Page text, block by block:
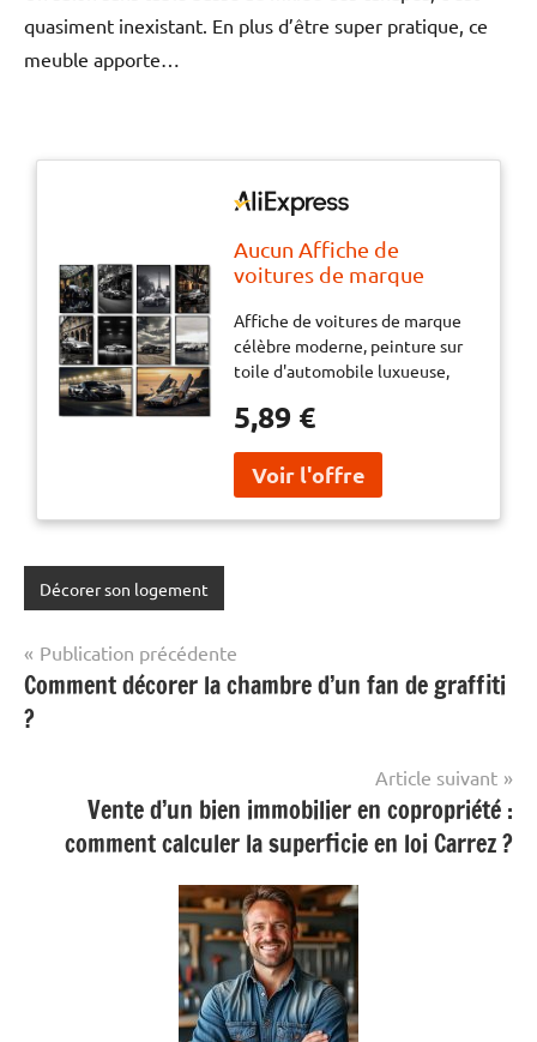
quasiment inexistant. En plus d’être super pratique, ce
meuble apporte…
Aucun Affiche de
voitures de marque
peinture sur toile
d'automobile luxueuse,
tableau d'art mural
décoration murale de
maison
Affiche de voitures de marque
célèbre moderne, peinture sur
toile d'automobile luxueuse,
pour salon, décoration murale
5,89 €
Décorer son logement
Navigation
de
l’article
Publication précédente
Comment décorer la chambre d’un fan de graffiti
?
Article suivant
Vente d’un bien immobilier en copropriété :
comment calculer la superficie en loi Carrez ?